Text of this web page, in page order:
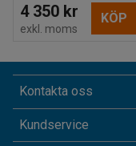
4 350 kr
exkl. moms
KÖP
Kontakta oss
Kundservice